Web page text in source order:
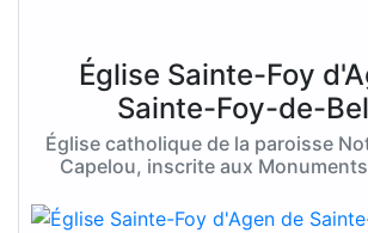
Église Sainte-Foy
Sainte-Foy-de-
Église catholique de la paroisse
Capelou, inscrite aux